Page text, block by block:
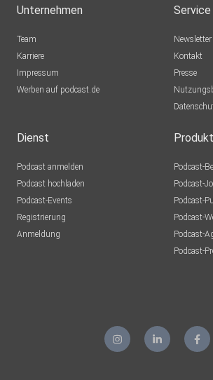
Unternehmen
Team
Karriere
Impressum
Werben auf podcast.de
Service
Newsletter
Kontakt
Presse
Dienst
Podcast anmelden
Podcast hochladen
Podcast-Events
Registrierung
Anmeldung
Podcast-
Podcast-
Podcast-
Podcast-
Podcast-
Podcast-